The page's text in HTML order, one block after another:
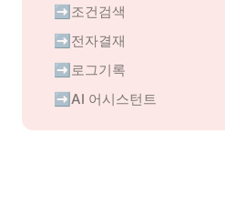
➡️조건검색
➡️전자결재
➡️로그기록
➡️AI 어시스턴트